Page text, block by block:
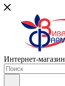
Интернет-магазин